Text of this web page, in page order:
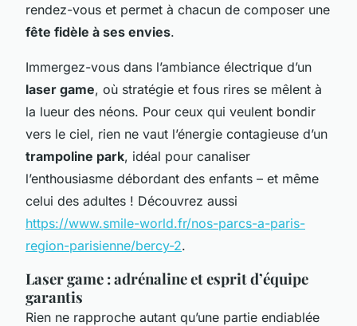
rendez-vous et permet à chacun de composer une
fête fidèle à ses envies.
Immergez-vous dans l’ambiance électrique d’un
laser game, où stratégie et fous rires se mêlent à
la lueur des néons. Pour ceux qui veulent bondir
vers le ciel, rien ne vaut l’énergie contagieuse d’un
trampoline park, idéal pour canaliser
l’enthousiasme débordant des enfants – et même
celui des adultes ! Découvrez aussi
https://www.smile-world.fr/nos-parcs-a-paris-
region-parisienne/bercy-2.
Laser game : adrénaline et esprit d’équipe
garantis
Rien ne rapproche autant qu’une partie endiablée